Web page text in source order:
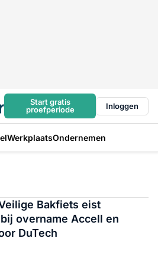
Start gratis
proefperiode
Inloggen
WerkplaatsOndernemen
Bakfiets eist
overname Accell en
DuTech